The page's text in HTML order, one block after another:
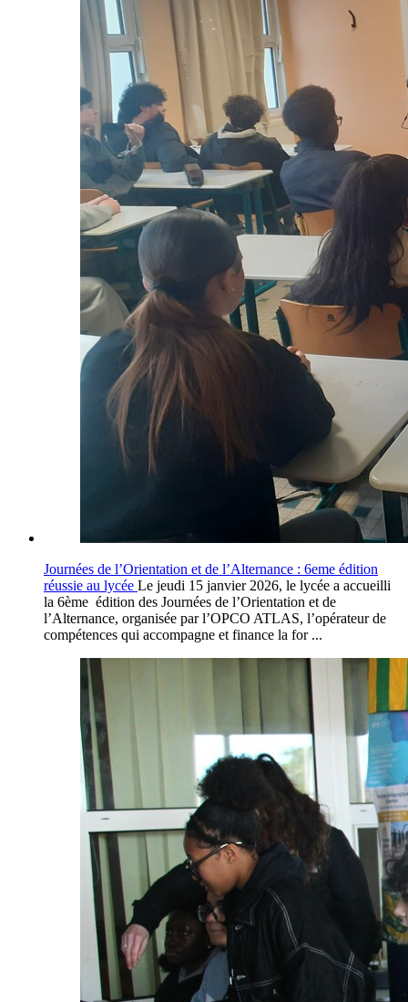
Journées de l’Orientation et de l’Alternance : 6eme édition
réussie au lycée Le jeudi 15 janvier 2026, le lycée a accueilli
la 6ème édition des Journées de l’Orientation et de
l’Alternance, organisée par l’OPCO ATLAS, l’opérateur de
compétences qui accompagne et finance la for ...